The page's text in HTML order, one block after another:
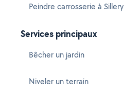
Peindre carrosserie à Sillery
Services principaux
Bêcher un jardin
Niveler un terrain